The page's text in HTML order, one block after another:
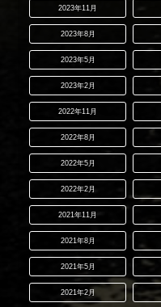
2023年11月
2023年8月
2023年5月
2023年2月
2022年11月
2022年8月
2022年5月
2022年2月
2021年11月
2021年8月
2021年5月
2021年2月